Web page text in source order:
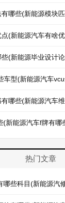
哪些(新能源模块
(新能源汽车有啥
(新能源毕业设计
车型(新能源汽车
哪些(新能源汽车
(新能源汽车f牌有哪
热门文章
哪些科目(新能源汽